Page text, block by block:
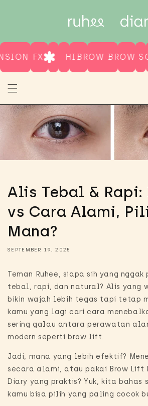
FX HIBROW BROW
Alis Tebal &
vs Cara Alami,
Mana?
SEPTEMBER 19, 2025
Teman Ruhee, siapa sih yang
tebal, rapi, dan natural? Alis yang
bikin wajah lebih tegas tapi tetap
kamu yang lagi cari cara
sering galau antara perawatan
modern seperti brow lift.
Jadi, mana yang lebih efektif?
secara alami, atau pakai Brow Lift
Diary yang praktis? Yuk, kita bahas
kamu bisa pilih yang paling cocok